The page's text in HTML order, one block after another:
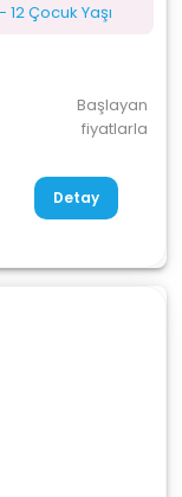
12 Çocuk Yaşı
Başlayan
fiyatlarla
Detay